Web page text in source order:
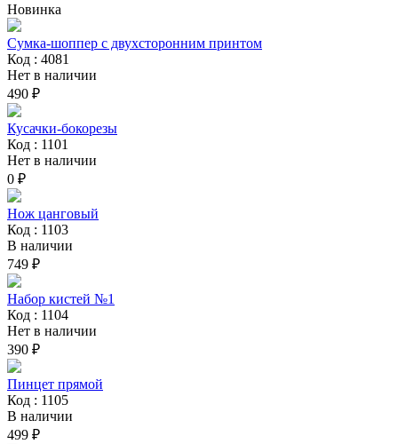
Новинка
Сумка-шоппер с двухсторонним принтом
Код : 4081
Нет в наличии
490 ₽
Кусачки-бокорезы
Код : 1101
Нет в наличии
0 ₽
Нож цанговый
Код : 1103
В наличии
749 ₽
Набор кистей №1
Код : 1104
Нет в наличии
390 ₽
Пинцет прямой
Код : 1105
В наличии
499 ₽